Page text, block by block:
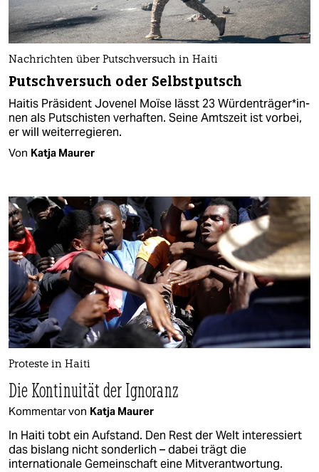
Nachrichten über Putschversuch in Haiti
Putschversuch oder Selbstputsch
Haitis Präsident Jovenel Moïse lässt 23 Wür­den­trä­ge­r*in­
nen als Putschisten verhaften. Seine Amtszeit ist vorbei,
er will weiterregieren.
Von Katja Maurer
Proteste in Haiti
Die Kontinuität der Ignoranz
Kommentar von Katja Maurer
In Haiti tobt ein Aufstand. Den Rest der Welt interessiert
das bislang nicht sonderlich – dabei trägt die
internationale Gemeinschaft eine Mitverantwortung.